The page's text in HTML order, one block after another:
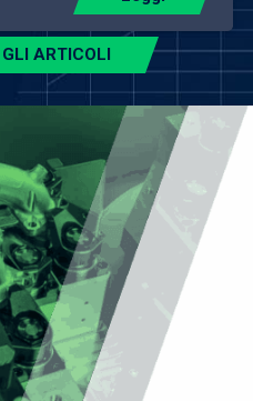
ARTICOLI